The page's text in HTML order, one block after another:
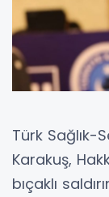
Türk Sağlık-
Karakuş,
bıçaklı